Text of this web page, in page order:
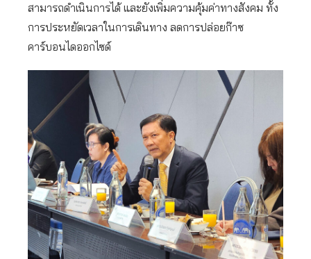
สามารถดำเนินการได้ และยังเพิ่มความคุ้มค่าทางสังคม ทั้ง
การประหยัดเวลาในการเดินทาง ลดการปล่อยก๊าซ
คาร์บอนไดออกไซด์